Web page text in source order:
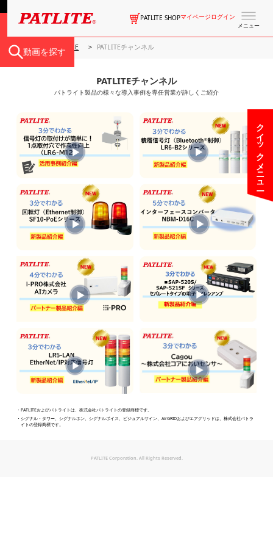
メニュー
PATLITE SHOPマイページログイン
クイックメニュー
動画を探す
PATLITE HOME PATLITEチャンネル
PATLITEチャンネル
パトライト製品の様々な導入事例を専任営業が詳しくご紹介
・PATLITEおよびパトライトは、株式会社パトライトの登録商標です。
・シグナル・タワー、シグナルホン、シグナルボイス、ビジュアルサイン、AirGRIDおよびエアグリッドは、株式会社パトラ
イトの登録商標です。
PATLITE Corporation. All Rights Reserved.